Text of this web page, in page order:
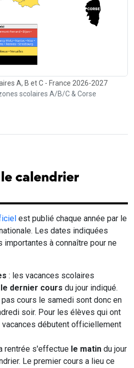
A, B et C - France 2026-2027
scolaires A/B/C & Corse
calendrier
est publié chaque année par le
Les dates indiquées
importantes à connaître pour ne
: les vacances scolaires
dernier cours du jour indiqué.
cours le samedi sont donc en
soir. Pour les élèves qui ont
débutent officiellement
rentrée s'effectue le matin du jour
Le premier cours a lieu ce